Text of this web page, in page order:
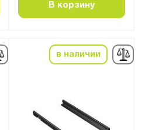
В корзину
в наличии